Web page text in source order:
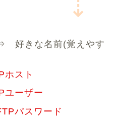
⇣
好きな名前(覚えやす
ホスト
ユーザー
パスワード